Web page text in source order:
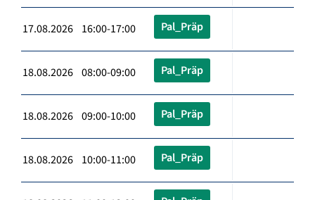
17.08.2026 16:00-17:00 Pal_Präp
18.08.2026 08:00-09:00 Pal_Präp
18.08.2026 09:00-10:00 Pal_Präp
18.08.2026 10:00-11:00 Pal_Präp